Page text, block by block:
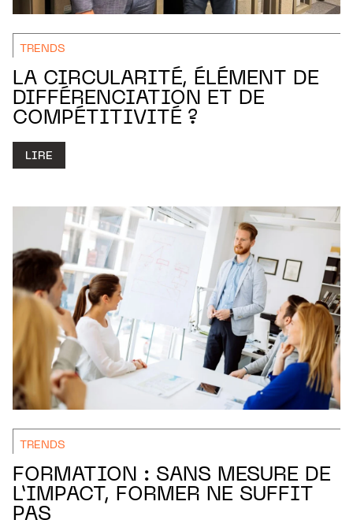
TRENDS
LA CIRCULARITÉ, ÉLÉMENT DE
DIFFÉRENCIATION ET DE
COMPÉTITIVITÉ ?
LIRE
TRENDS
FORMATION : SANS MESURE DE
L’IMPACT, FORMER NE SUFFIT
PAS